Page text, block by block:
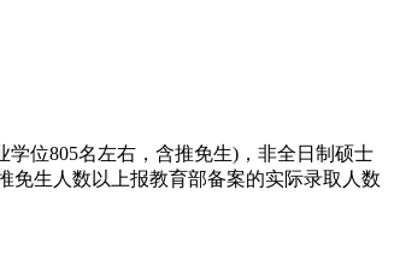
学位805名左右，含推免生)，非全日制硕士
免生人数以上报教育部备案的实际录取人数